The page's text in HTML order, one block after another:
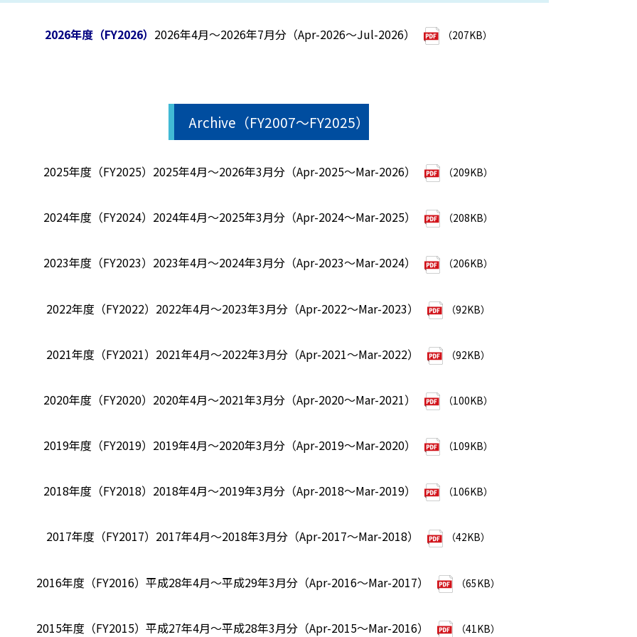
2026年度（FY2026） 2026年4月～2026年7月分（Apr-2026～Jul-2026） （207KB）
Archive（FY2007～FY2025）
2025年度（FY2025） 2025年4月～2026年3月分（Apr-2025～Mar-2026） （209KB）
2024年度（FY2024） 2024年4月～2025年3月分（Apr-2024～Mar-2025） （208KB）
2023年度（FY2023） 2023年4月～2024年3月分（Apr-2023～Mar-2024） （206KB）
2022年度（FY2022） 2022年4月～2023年3月分（Apr-2022～Mar-2023） （92KB）
2021年度（FY2021） 2021年4月～2022年3月分（Apr-2021～Mar-2022） （92KB）
2020年度（FY2020） 2020年4月～2021年3月分（Apr-2020～Mar-2021） （100KB）
2019年度（FY2019） 2019年4月～2020年3月分（Apr-2019～Mar-2020） （109KB）
2018年度（FY2018） 2018年4月～2019年3月分（Apr-2018～Mar-2019） （106KB）
2017年度（FY2017） 2017年4月～2018年3月分（Apr-2017～Mar-2018） （42KB）
2016年度（FY2016）平成28年4月～平成29年3月分（Apr-2016～Mar-2017） （65KB）
2015年度（FY2015）平成27年4月～平成28年3月分（Apr-2015～Mar-2016） （41KB）